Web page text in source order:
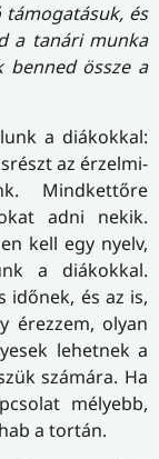
támogatásuk, és
a tanári munka
benned össze a
a diákokkal:
az érzelmi-
Mindkettőre
adni nekik.
kell egy nyelv,
a diákokkal.
időnek, és az is,
érezzem, olyan
lehetnek a
számára. Ha
mélyebb,
a tortán.